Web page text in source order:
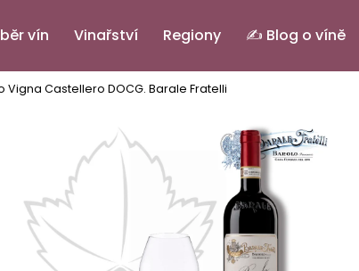
vín Vinařství Regiony ✍️ Blog o víně
Vigna Castellero DOCG. Barale Fratelli
Co potřebujete najít?
HLEDAT
Doporučujeme